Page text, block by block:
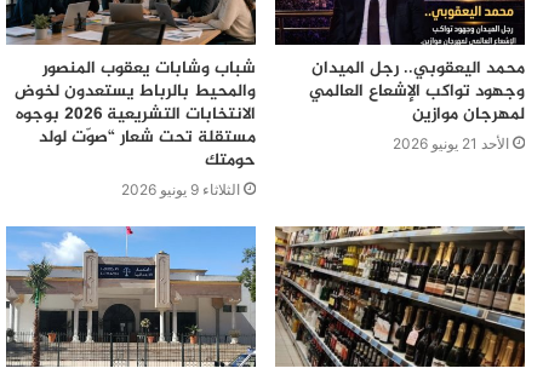
لنا عودة للموضوع بالتفاصيل ….
محمد اليعقوبي.. رجل الميدان
وجهود تواكب الإشعاع العالمي
لمهرجان موازين
الأحد 21 يونيو 2026
شباب وشابات يعقوب المنصور
والمحيط بالرباط يستعدون لخوض
الانتخابات التشريعية 2026 بوجوه
مستقلة تحت شعار “صوّت لولد
حومتك
الثلاثاء 9 يونيو 2026